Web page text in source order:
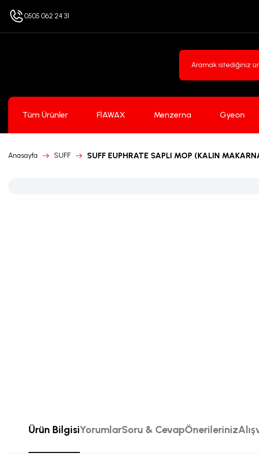
0505 062 24 31
Tüm Ürünler FİAWAX Menzerna Gyeon
Anasayfa SUFF SUFF EUPHRATE SAPLI MOP (KALIN
Ürün BilgisiYorumlarSoru & CevapÖnerileriniz